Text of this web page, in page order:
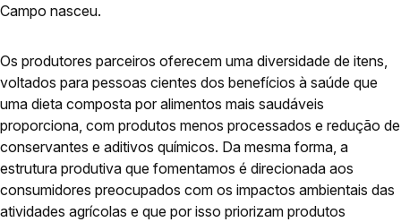
Campo nasceu.
Os produtores parceiros oferecem uma diversidade de itens,
voltados para pessoas cientes dos benefícios à saúde que
uma dieta composta por alimentos mais saudáveis
proporciona, com produtos menos processados e redução de
conservantes e aditivos químicos. Da mesma forma, a
estrutura produtiva que fomentamos é direcionada aos
consumidores preocupados com os impactos ambientais das
atividades agrícolas e que por isso priorizam produtos